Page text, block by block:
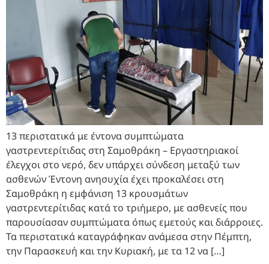
13 περιστατικά με έντονα συμπτώματα
γαστρεντερίτιδας στη Σαμοθράκη – Εργαστηριακοί
έλεγχοι στο νερό, δεν υπάρχει σύνδεση μεταξύ των
ασθενών Έντονη ανησυχία έχει προκαλέσει στη
Σαμοθράκη η εμφάνιση 13 κρουσμάτων
γαστρεντερίτιδας κατά το τριήμερο, με ασθενείς που
παρουσίασαν συμπτώματα όπως εμετούς και διάρροιες.
Τα περιστατικά καταγράφηκαν ανάμεσα στην Πέμπτη,
την Παρασκευή και την Κυριακή, με τα 12 να […]